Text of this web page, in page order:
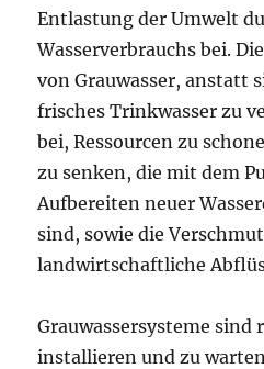
Entlastung der Umwelt
Wasserverbrauchs bei.
von Grauwasser, anstatt
frisches Trinkwasser zu
bei, Ressourcen zu
zu senken, die mit dem
Aufbereiten neuer
sind, sowie die
landwirtschaftliche
Grauwassersysteme sind
installieren und zu